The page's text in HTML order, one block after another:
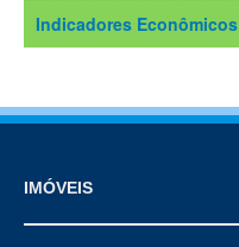
Indicadores Econômicos
IMÓVEIS